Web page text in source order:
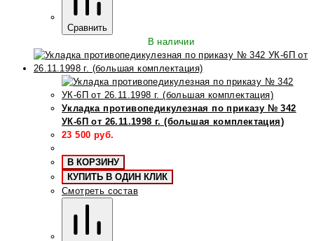
Сравнить
В наличии
Укладка противопедикулезная по приказу № 342
УК-6П от 26.11.1998 г. (большая комплектация)
23 500 руб.
В КОРЗИНУ
КУПИТЬ В ОДИН КЛИК
Смотреть состав